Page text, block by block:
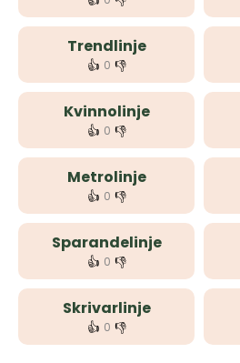
Trendlinje
👍 0 👎
Kvinnolinje
👍 0 👎
Metrolinje
👍 0 👎
Sparandelinje
👍 0 👎
Skrivarlinje
👍 0 👎